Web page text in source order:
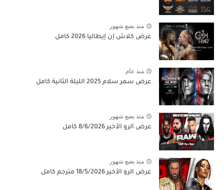
منذ بضع شهور
عرض كلاش إن إيطاليا 2026 كامل
منذ عام
عرض سمر سلام 2025 الليلة الثانية كامل
منذ بضع شهور
عرض الرو الأخير 8/6/2026 كامل
منذ بضع شهور
عرض الرو الأخير 18/5/2026 مترجم كامل